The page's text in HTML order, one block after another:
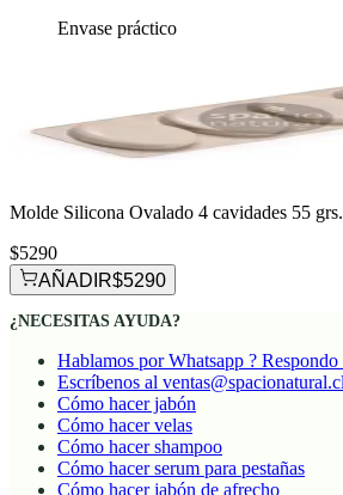
Envase práctico
Molde Silicona Ovalado 4 cavidades 55
$5290
AÑADIR$5290
¿NECESITAS AYUDA?
Hablamos por Whatsapp ?
Escríbenos al ventas@spacionatural.cl
Cómo hacer jabón
Cómo hacer velas
Cómo hacer shampoo
Cómo hacer serum para pestañas
Cómo hacer jabón de afrecho